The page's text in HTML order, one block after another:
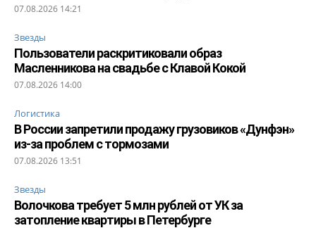
07.08.2026 14:21
Звезды
Пользователи раскритиковали образ
Масленникова на свадьбе с Клавой Кокой
07.08.2026 14:00
Логистика
В России запретили продажу грузовиков «Дунфэн»
из-за проблем с тормозами
07.08.2026 13:51
Звезды
Волочкова требует 5 млн рублей от УК за
затопление квартиры в Петербурге